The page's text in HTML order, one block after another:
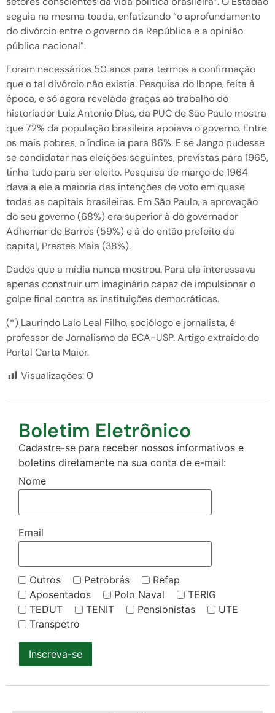
seguia na mesma toada, enfatizando “o aprofundamento
do divórcio entre o governo da República e a opinião
pública nacional”.
Foram necessários 50 anos para termos a confirmação
que o tal divórcio não existia. Pesquisa do Ibope, feita à
época, e só agora revelada graças ao trabalho do
historiador Luiz Antonio Dias, da PUC de São Paulo mostra
que 72% da população brasileira apoiava o governo. Entre
os mais pobres, o índice ia para 86%. E se Jango pudesse
se candidatar nas eleições seguintes, previstas para 1965,
tinha tudo para ser eleito. Pesquisa de março de 1964
dava a ele a maioria das intenções de voto em quase
todas as capitais brasileiras. Em São Paulo, a aprovação
do seu governo (68%) era superior à do governador
Adhemar de Barros (59%) e à do então prefeito da
capital, Prestes Maia (38%).
Dados que a mídia nunca mostrou. Para ela interessava
apenas construir um imaginário capaz de impulsionar o
golpe final contra as instituições democráticas.
(*) Laurindo Lalo Leal Filho, sociólogo e jornalista, é
professor de Jornalismo da ECA-USP. Artigo extraído do
Portal Carta Maior.
Visualizações:0
Boletim Eletrônico
Cadastre-se para receber nossos informativos e
boletins diretamente na sua conta de e-mail:
Nome
Email
Outros Petrobrás
Refap
Aposentados
Polo Naval
TERIG
TEDUT
TENIT Pensionistas
UTE
Transpetro
Inscreva-se